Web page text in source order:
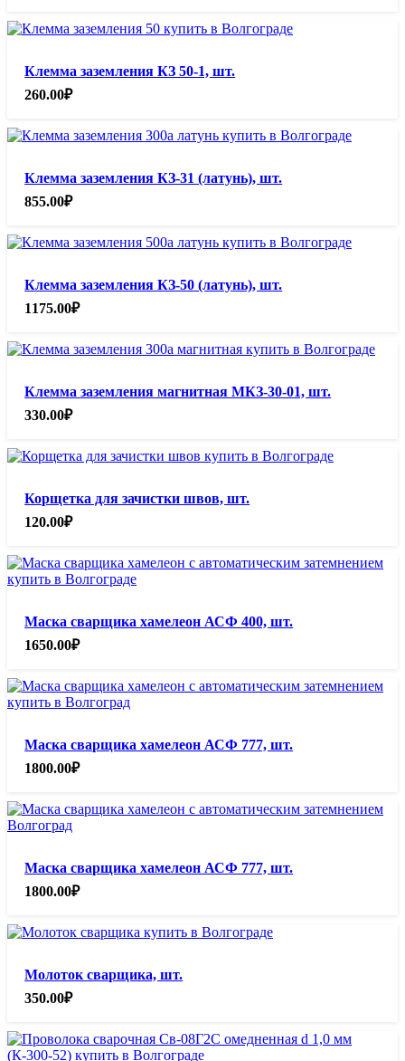
Клемма заземления КЗ 50-1, шт.
260.00₽
Клемма заземления КЗ-31 (латунь), шт.
855.00₽
Клемма заземления КЗ-50 (латунь), шт.
1175.00₽
Клемма заземления магнитная МКЗ-30-01, шт.
330.00₽
Корщетка для зачистки швов, шт.
120.00₽
Маска сварщика хамелеон АСФ 400, шт.
1650.00₽
Маска сварщика хамелеон АСФ 777, шт.
1800.00₽
Маска сварщика хамелеон АСФ 777, шт.
1800.00₽
Молоток сварщика, шт.
350.00₽